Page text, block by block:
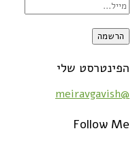
הפינטרסט שלי
@meiravgavish
Follow Me